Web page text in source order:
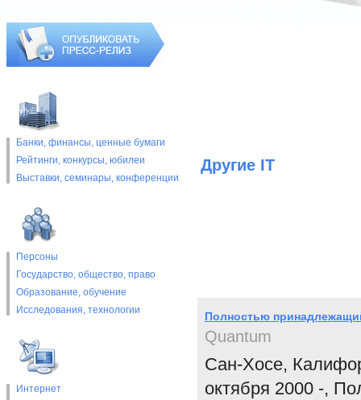
Банки, финансы, ценные бумаги
Рейтинги, конкурсы, юбилеи
Выставки, cеминары, конференции
Персоны
Государство, общество, право
Образование, обучение
Исследования, технологии
Интернет
Другие IT
Полностью
Quantum
Сан-Хосе,
октября 2000 -,